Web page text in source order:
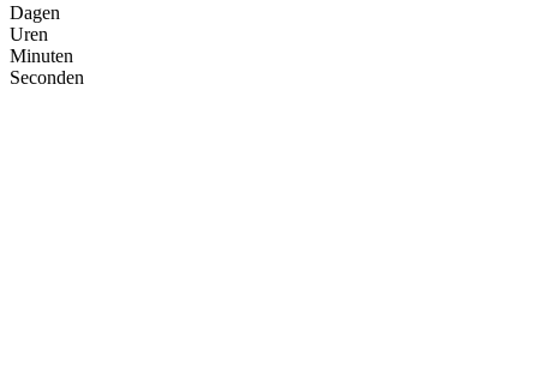
Dagen
Uren
Minuten
Seconden